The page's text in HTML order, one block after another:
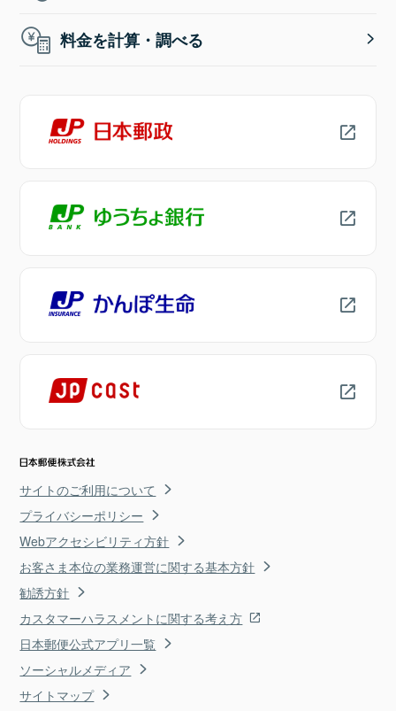
料金を計算・調べる
サイトのご利用について
プライバシーポリシー
Webアクセシビリティ方針
お客さま本位の業務運営に関する基本方針
勧誘方針
カスタマーハラスメントに関する考え方
日本郵便公式アプリ一覧
ソーシャルメディア
サイトマップ